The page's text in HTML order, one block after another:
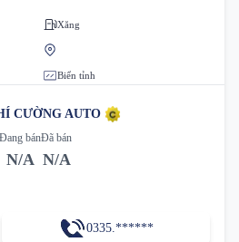
Xăng
Biển tỉnh
CƯỜNG AUTO
Đang bán
N/A
Đã bán
N/A
0335.******